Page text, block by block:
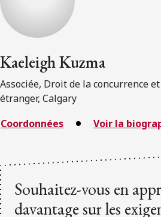
Kaeleigh Kuzma
Associée, Droit de la concurrence
étranger, Calgary
Coordonnées
Voir la
Souhaitez-vous en
davantage sur les